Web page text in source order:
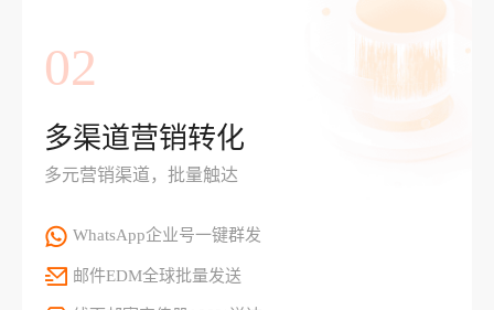
02
多渠道营销转化
多元营销渠道，批量触达
WhatsApp企业号一键群发
邮件EDM全球批量发送